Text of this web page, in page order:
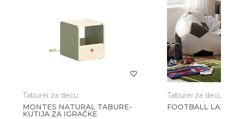
Taburei za decu
MONTES NATURAL TABURE-
KUTIJA ZA IGRAČKE
Taburei za decu
FOOTBALL